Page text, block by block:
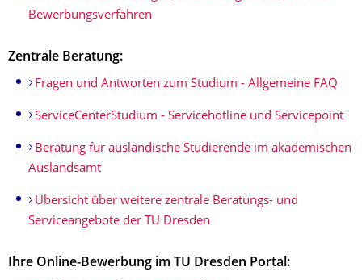
Bewerbungsverfahren
Zentrale Beratung:
Fragen und Antworten zum Studium - Allgemeine FAQ
ServiceCenterStudium - Servicehotline und Servicepoint
Beratung für ausländische Studierende im akademischen
Auslandsamt
Übersicht über weitere zentrale Beratungs- und
Serviceangebote der TU Dresden
Ihre Online-Bewerbung im TU Dresden Portal: